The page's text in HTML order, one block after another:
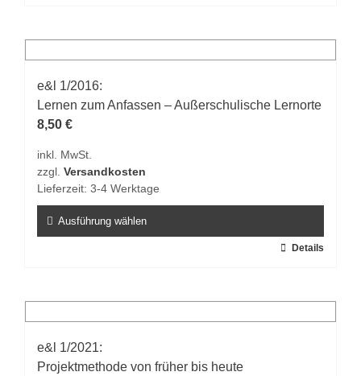
Varianten
auf.
Die
Optionen
auf
der
gewählt
werden
e&l 1/2016:
Lernen zum Anfassen – Außerschulische Lernorte
8,50 €
inkl. MwSt.
zzgl. Versandkosten
Lieferzeit: 3-4 Werktage
Ausführung wählen
Varianten
auf.
Die
Details
e&l 1/2021:
Projektmethode von früher bis heute